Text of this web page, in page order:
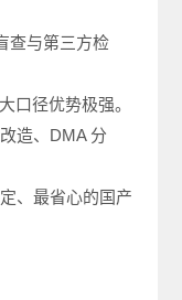
查与第三方检
口径优势极强。
造、DMA 分
、最省心的国产